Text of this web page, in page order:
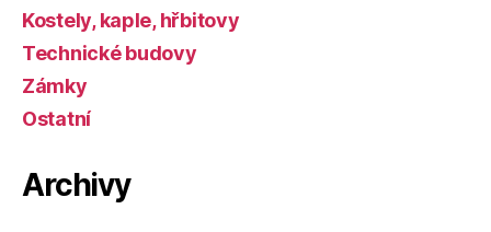
Kostely, kaple, hřbitovy
Technické budovy
Zámky
Ostatní
Archivy